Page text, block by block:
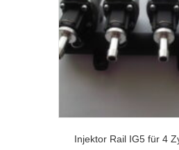
Injektor Rail IG5 für 4